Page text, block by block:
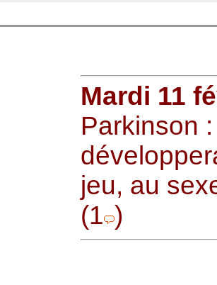
Mardi 11
Parkinson
jeu, au
(1 )